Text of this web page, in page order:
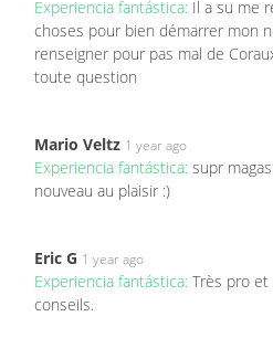
Experiencia fantástica: Il a su me
choses pour bien démarrer mon
renseigner pour pas mal de
toute question
Mario Veltz 1 year ago
Experiencia fantástica: supr
nouveau au plaisir :)
Eric G 1 year ago
Experiencia fantástica: Très pro et
conseils.